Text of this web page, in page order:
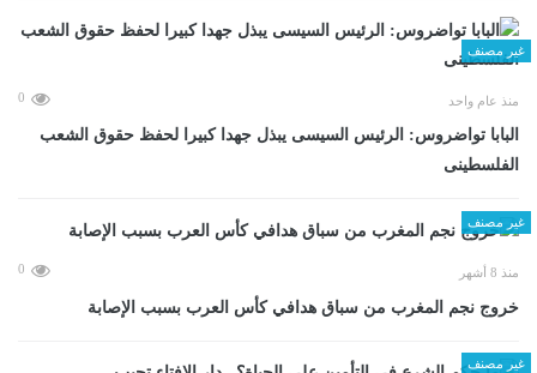
غير مصنف
منذ عام واحد 0
البابا تواضروس: الرئيس السيسى يبذل جهدا كبيرا لحفظ حقوق الشعب
الفلسطينى
غير مصنف
منذ 8 أشهر 0
خروج نجم المغرب من سباق هدافي كأس العرب بسبب الإصابة
غير مصنف